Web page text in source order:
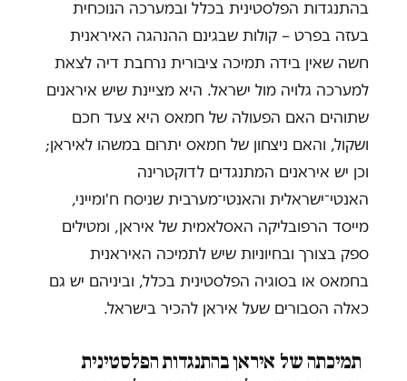
בהתנגדות הפלסטינית בכלל ובמערכה הנוכחית
בעזה בפרט – קולות שבגינם ההנהגה האיראנית
חשה שאין בידה תמיכה ציבורית נרחבת דיה לצאת
למערכה גלויה מול ישראל. היא מציינת שיש איראנים
שתוהים האם הפעולה של חמאס היא צעד חכם
ושקול, והאם ניצחון של חמאס יתרום במשהו לאיראן;
וכן יש איראנים המתנגדים לדוקטרינה
האנטי־ישראלית והאנטי־מערבית שניסח ח'ומייני,
מייסד הרפובליקה האסלאמית של איראן, ומטילים
ספק בצורך ובחיוניות שיש לתמיכה האיראנית
בחמאס או בסוגיה הפלסטינית בכלל, וביניהם יש גם
כאלה הסבורים שעל איראן להכיר בישראל.
תמיכתה של איראן בהתנגדות הפלסטינית